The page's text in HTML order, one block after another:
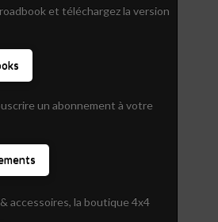
et téléchargez la version
un abonnement à votre
accessoires, la boutique 4x4